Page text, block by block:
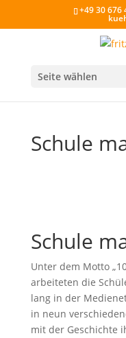
+49 30 676
Seite wählen
Schule
Schule
Unter dem Motto
arbeiteten die
lang in der
in neun
mit der Geschichte